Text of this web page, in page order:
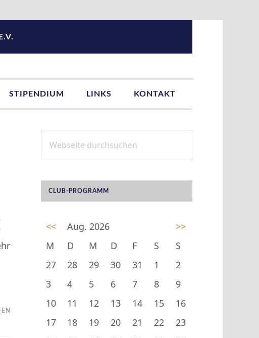
STIPENDIUM LINKS KONTAKT
SEITENSPALTE
durchsuchen
CLUB-PROGRAMM
<< Aug. 2026
>>
M
D M D F S
S
27
28 29 30 31 1
2
3
4 5 6 7 8
9
10
11 12 13 14 15
16
17
18 19 20 21 22
23